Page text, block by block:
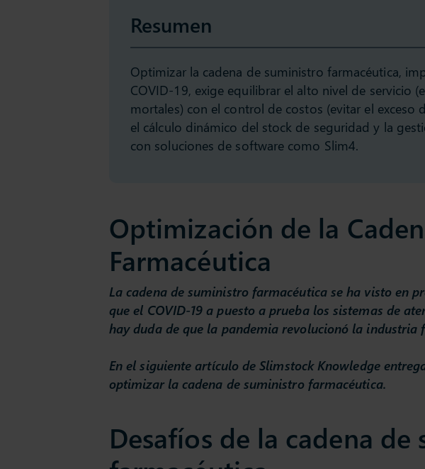
Resumen
Optimizar la cadena de suministro farmacéutica,
COVID-19, exige equilibrar el alto nivel de servicio
mortales) con el control de costos (evitar el exceso
el cálculo dinámico del stock de seguridad y la
con soluciones de software como Slim4.
Optimización de la
Farmacéutica
La cadena de suministro farmacéutica se ha visto en
que el COVID-19 a puesto a prueba los sistemas de
hay duda de que la pandemia revolucionó la industria
En el siguiente artículo de Slimstock Knowledge
optimizar la cadena de suministro farmacéutica.
Desafíos de la cadena de